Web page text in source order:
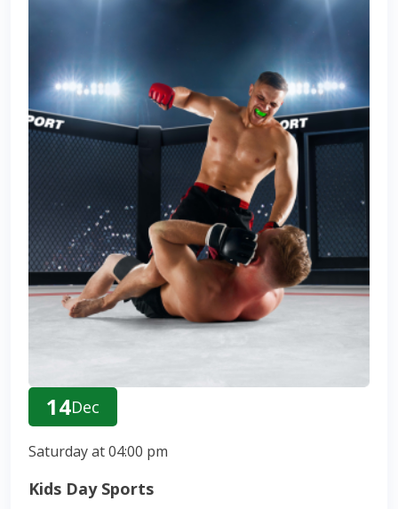
14Dec
Saturday at 04:00 pm
Kids Day Sports